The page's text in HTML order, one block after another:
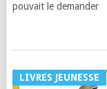
pouvait le demander
LIVRES JEUNESSE